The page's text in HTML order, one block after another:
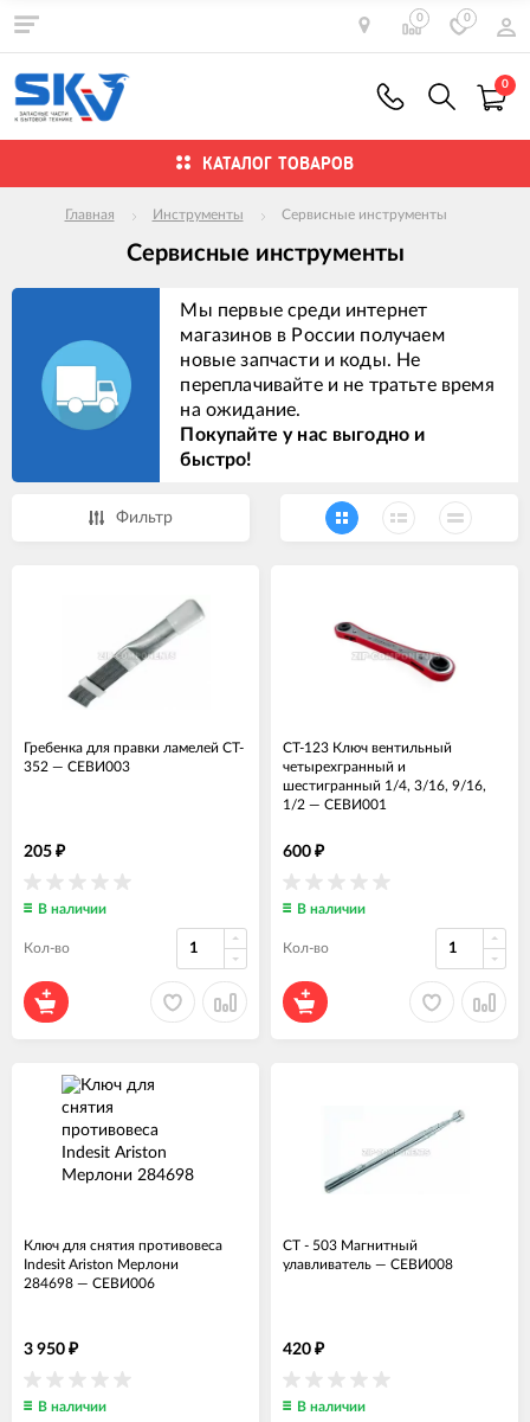
0 0
0
КАТАЛОГ ТОВАРОВ
Главная Инструменты Сервисные инструменты
Сервисные инструменты
Мы первые среди интернет
магазинов в России получаем
новые запчасти и коды. Не
переплачивайте и не тратьте время
на ожидание.
Покупайте у нас выгодно и
быстро!
Фильтр
Гребенка для правки ламелей CT-
352 — СЕВИ003
205 ₽
В наличии
Кол-во
CT-123 Ключ вентильный
четырехгранный и
шестигранный 1/4, 3/16, 9/16,
1/2 — СЕВИ001
600 ₽
В наличии
Кол-во
Ключ для снятия противовеса
Indesit Ariston Мерлони
284698 — СЕВИ006
3 950 ₽
В наличии
CT - 503 Магнитный
улавливатель — СЕВИ008
420 ₽
В наличии